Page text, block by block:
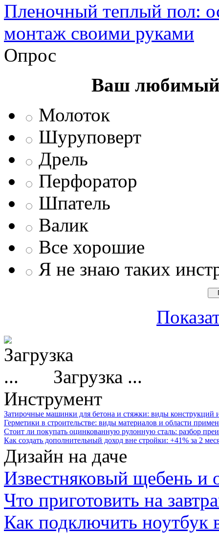
Пленочный теплый пол:
монтаж своими руками
Опрос
Ваш любимый
Молоток
Шуруповерт
Дрель
Перфоратор
Шпатель
Валик
Все хорошие
Я не знаю таких
Загрузка ...
Инструмент
Затирочные машинки для бетона и стяжки: виды конструкций
Герметики в строительстве: виды материалов и области
Стоит ли покупать оцинкованную рулонную сталь: разбор
Как создать дополнительный доход вне стройки: +41% за 2
Дизайн на даче
Известняковый щебень и
Что приготовить на
Как подключить ноутбук